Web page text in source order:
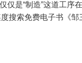
仅是“制造”这道工序
搜索免费电子书《邹